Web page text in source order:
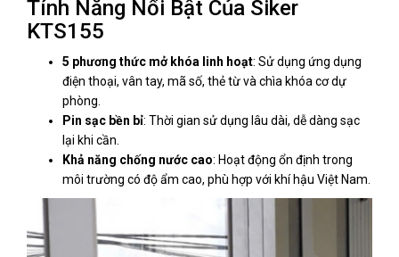
Tính Năng Nổi Bật Của Siker
KTS155
5 phương thức mở khóa linh hoạt: Sử dụng ứng dụng
điện thoại, vân tay, mã số, thẻ từ và chìa khóa cơ dự
phòng.
Pin sạc bền bỉ: Thời gian sử dụng lâu dài, dễ dàng sạc
lại khi cần.
Khả năng chống nước cao: Hoạt động ổn định trong
môi trường có độ ẩm cao, phù hợp với khí hậu Việt Nam.